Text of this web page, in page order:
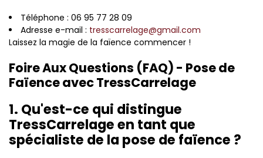
Téléphone : 06 95 77 28 09
Adresse e-mail : tresscarrelage@gmail.com
Laissez la magie de la faïence commencer !
Foire Aux Questions (FAQ) - Pose de
Faïence avec TressCarrelage
1. Qu'est-ce qui distingue
TressCarrelage en tant que
spécialiste de la pose de faïence ?